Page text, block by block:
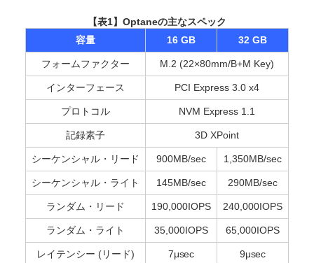
【表1】Optaneの主なスペック
容量
16 GB 32 GB
フォームファクター M.2 (22×80mm/B+M Key)
インターフェース PCI Express 3.0 x4
プロトコル NVM Express 1.1
記録素子 3D XPoint
シーケンシャル・リード 900MB/sec 1,350MB/sec
シーケンシャル・ライト 145MB/sec 290MB/sec
ランダム・リード 190,000IOPS 240,000IOPS
ランダム・ライト 35,000IOPS 65,000IOPS
レイテンシー (リード) 7μsec 9μsec